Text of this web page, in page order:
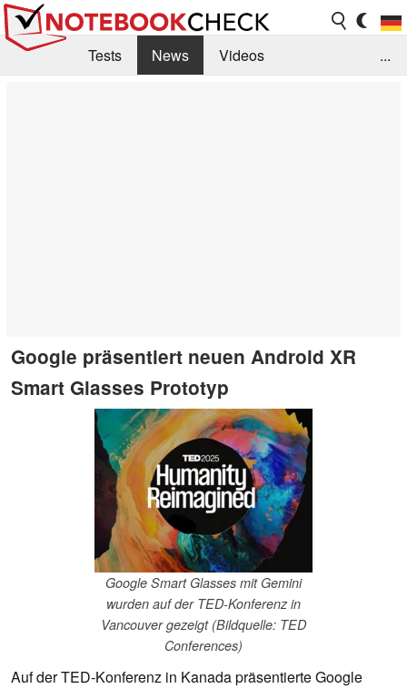
Tests News
Videos
...
Google präsentiert neuen Android XR
Smart Glasses Prototyp
Google Smart Glasses mit Gemini
wurden auf der TED-Konferenz in
Vancouver gezeigt (Bildquelle: TED
Conferences)
Auf der TED-Konferenz in Kanada präsentierte Google